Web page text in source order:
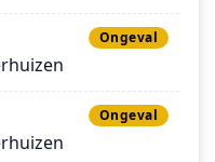
Ongeval
Ongeval